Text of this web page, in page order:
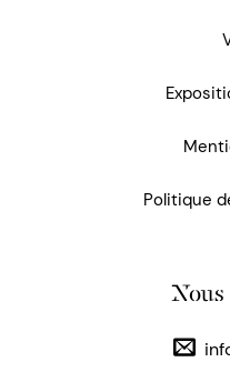
Politique